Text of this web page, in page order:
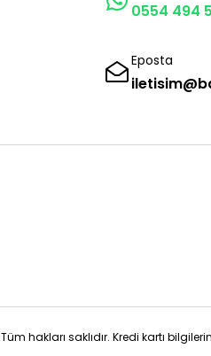
0554 494
Eposta
Tüm hakları saklıdır. Kredi kartı